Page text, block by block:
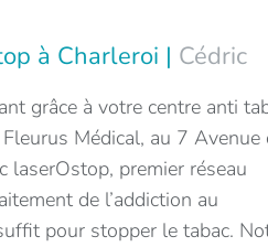
à Charleroi | Cédric
grâce à votre centre anti
Médical, au 7 Avenue
laserOstop, premier réseau
de l’addiction au
pour stopper le tabac.